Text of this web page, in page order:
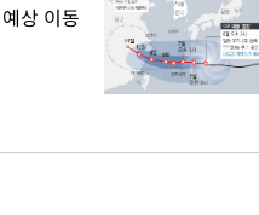
상 이동